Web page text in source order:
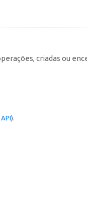
criadas ou
).